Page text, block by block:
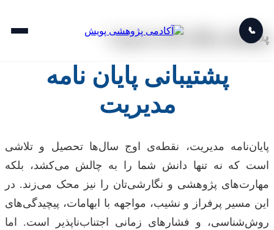
📞
پشتیبانی پایان نامه مدیریت
پشتیبانی پایان نامه
مدیریت
پایان‌نامه مدیریت، نقطه‌ی اوج سال‌ها تحصیل و تلاشی
است که نه تنها دانش شما را به چالش می‌کشد، بلکه
مهارت‌های پژوهشی و نگارشی‌تان را نیز محک می‌زند. در
این مسیر پرفراز و نشیب، مواجهه با ابهامات، پیچیدگی‌های
روش‌شناسی، و فشارهای زمانی اجتناب‌ناپذیر است. اما